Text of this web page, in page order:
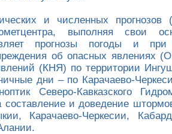
и численных
выполняя свои
прогнозы погоды и при
об опасных явлениях
(КНЯ) по территории
дни – по Карачаево-
Северо-Кавказского
составление и доведение
Карачаево-Черкесии,